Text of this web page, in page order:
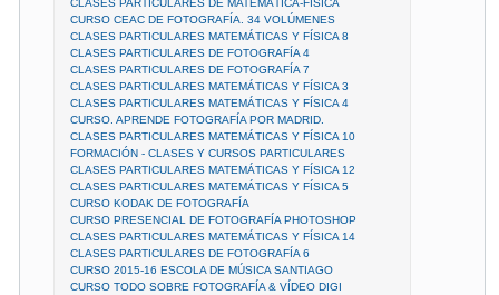
CURSO CEAC DE FOTOGRAFÍA. 34 VOLÚMENES
CLASES PARTICULARES MATEMÁTICAS Y FÍSICA 8
CLASES PARTICULARES DE FOTOGRAFÍA 4
CLASES PARTICULARES DE FOTOGRAFÍA 7
CLASES PARTICULARES MATEMÁTICAS Y FÍSICA 3
CLASES PARTICULARES MATEMÁTICAS Y FÍSICA 4
CURSO. APRENDE FOTOGRAFÍA POR MADRID.
CLASES PARTICULARES MATEMÁTICAS Y FÍSICA 10
FORMACIÓN - CLASES Y CURSOS PARTICULARES
CLASES PARTICULARES MATEMÁTICAS Y FÍSICA 12
CLASES PARTICULARES MATEMÁTICAS Y FÍSICA 5
CURSO KODAK DE FOTOGRAFÍA
CURSO PRESENCIAL DE FOTOGRAFÍA PHOTOSHOP
CLASES PARTICULARES MATEMÁTICAS Y FÍSICA 14
CLASES PARTICULARES DE FOTOGRAFÍA 6
CURSO 2015-16 ESCOLA DE MÚSICA SANTIAGO
CURSO TODO SOBRE FOTOGRAFÍA & VÍDEO DIGI